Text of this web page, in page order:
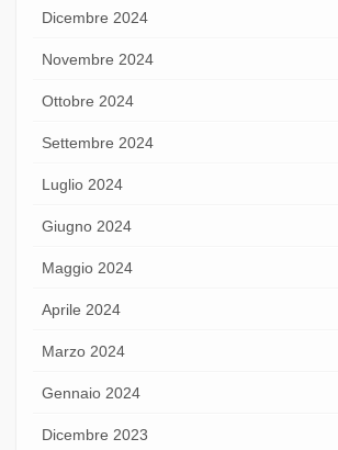
Dicembre 2024
Novembre 2024
Ottobre 2024
Settembre 2024
Luglio 2024
Giugno 2024
Maggio 2024
Aprile 2024
Marzo 2024
Gennaio 2024
Dicembre 2023